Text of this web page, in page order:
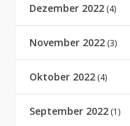
Dezember 2022 (4)
November 2022 (3)
Oktober 2022 (4)
September 2022 (1)